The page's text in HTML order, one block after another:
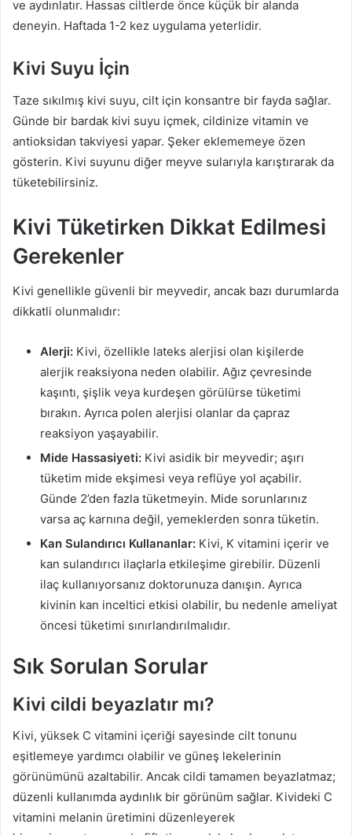
ve aydınlatır. Hassas ciltlerde önce küçük bir alanda
deneyin. Haftada 1-2 kez uygulama yeterlidir.
Kivi Suyu İçin
Taze sıkılmış kivi suyu, cilt için konsantre bir fayda sağlar.
Günde bir bardak kivi suyu içmek, cildinize vitamin ve
antioksidan takviyesi yapar. Şeker eklememeye özen
gösterin. Kivi suyunu diğer meyve sularıyla karıştırarak da
tüketebilirsiniz.
Kivi Tüketirken Dikkat Edilmesi
Gerekenler
Kivi genellikle güvenli bir meyvedir, ancak bazı durumlarda
dikkatli olunmalıdır:
Alerji: Kivi, özellikle lateks alerjisi olan kişilerde
alerjik reaksiyona neden olabilir. Ağız çevresinde
kaşıntı, şişlik veya kurdeşen görülürse tüketimi
bırakın. Ayrıca polen alerjisi olanlar da çapraz
reaksiyon yaşayabilir.
Mide Hassasiyeti: Kivi asidik bir meyvedir; aşırı
tüketim mide ekşimesi veya reflüye yol açabilir.
Günde 2’den fazla tüketmeyin. Mide sorunlarınız
varsa aç karnına değil, yemeklerden sonra tüketin.
Kan Sulandırıcı Kullananlar: Kivi, K vitamini içerir ve
kan sulandırıcı ilaçlarla etkileşime girebilir. Düzenli
ilaç kullanıyorsanız doktorunuza danışın. Ayrıca
kivinin kan inceltici etkisi olabilir, bu nedenle ameliyat
öncesi tüketimi sınırlandırılmalıdır.
Sık Sorulan Sorular
Kivi cildi beyazlatır mı?
Kivi, yüksek C vitamini içeriği sayesinde cilt tonunu
eşitlemeye yardımcı olabilir ve güneş lekelerinin
görünümünü azaltabilir. Ancak cildi tamamen beyazlatmaz;
düzenli kullanımda aydınlık bir görünüm sağlar. Kivideki C
vitamini melanin üretimini düzenleyerek